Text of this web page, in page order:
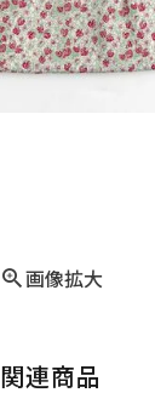
画像拡大
関連商品